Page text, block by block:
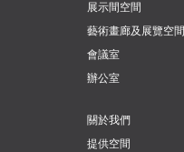
展示間空間
藝術畫廊及展覽空間
會議室
辦公室
關於我們
提供空間